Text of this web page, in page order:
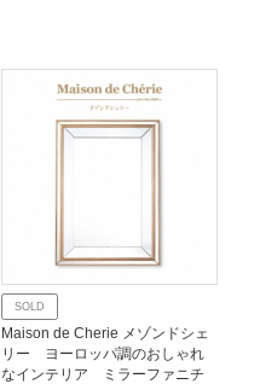
SOLD
Maison de Cherie メゾンドシェ
リー ヨーロッパ調のおしゃれ
なインテリア ミラーファニチ